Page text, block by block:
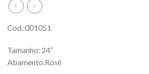
Cod.:001051
Tamanho: 24″
Abamento:Rosê